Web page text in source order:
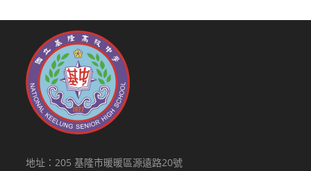
地址：205 基隆市暖暖區源遠路20號